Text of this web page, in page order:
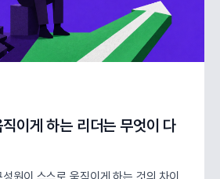
이게 하는 리더는 무엇이 다